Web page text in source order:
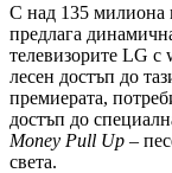
С над 135 милиона
предлага
телевизорите LG с
лесен достъп до
премиерата,
достъп до
Money Pull Up –
света.